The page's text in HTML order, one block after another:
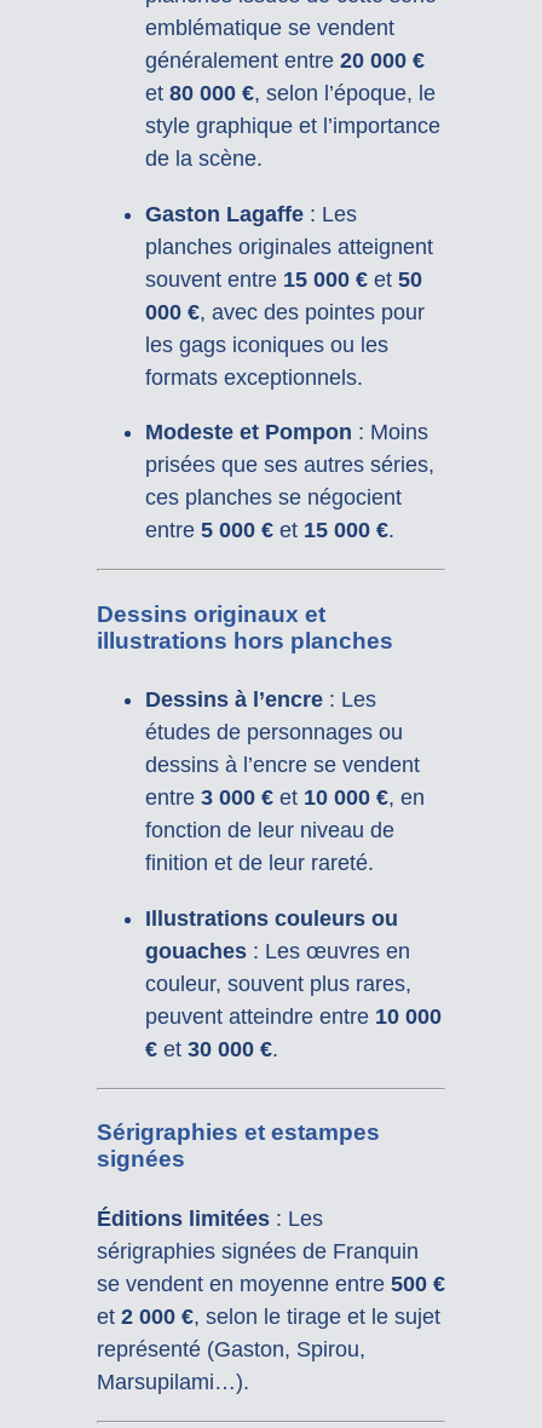
emblématique se vendent
généralement entre 20 000 €
et 80 000 €, selon l’époque, le
style graphique et l’importance
de la scène.
Gaston Lagaffe: Les
planches originales atteignent
souvent entre 15 000 €et 50
000 €, avec des pointes pour
les gags iconiques ou les
formats exceptionnels.
Modeste et Pompon : Moins
prisées que ses autres séries,
ces planches se négocient
entre 5 000 €et 15 000 €.
Dessins originaux et
illustrations hors planches
Dessins à l’encre: Les
études de personnages ou
dessins à l’encre se vendent
entre 3 000 €et 10 000 €, en
fonction de leur niveau de
finition et de leur rareté.
Illustrations couleurs ou
gouaches: Les œuvres en
couleur, souvent plus rares,
peuvent atteindre entre 10 000
€et 30 000 €.
Sérigraphies et estampes
signées
Éditions limitées: Les
sérigraphies signées de Franquin
se vendent en moyenne entre 500 €
et 2 000 €, selon le tirage et le sujet
représenté (Gaston, Spirou,
Marsupilami…).